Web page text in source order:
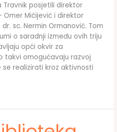
Travnik posjetili direktor
Mičijević i direktor
sc. Nermin Ormanović. Tom
o saradnji između ovih triju
opći okvir za
takvi omogućavaju razvoj
realizirati kroz aktivnosti